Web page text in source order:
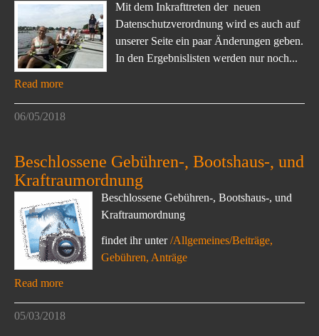
Mit dem Inkrafttreten der neuen
Datenschutzverordnung wird es auch auf
unserer Seite ein paar Änderungen geben.
In den Ergebnislisten werden nur noch...
Read more
06/05/2018
Beschlossene Gebühren-, Bootshaus-, und
Kraftraumordnung
Beschlossene Gebühren-, Bootshaus-, und
Kraftraumordnung
findet ihr unter/Allgemeines/Beiträge,
Gebühren, Anträge
Read more
05/03/2018